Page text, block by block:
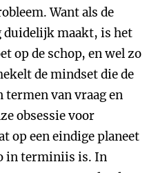
Want als de
duidelijk maakt, is het
op de schop, en wel zo
de mindset die de
van vraag en
obsessie voor
op een eindige planeet
in terminiis is. In